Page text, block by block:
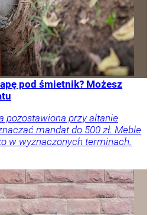
pod śmietnik? Możesz
pozostawiona przy altanie
mandat do 500 zł. Meble
w wyznaczonych terminach.